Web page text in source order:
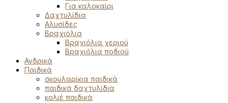
Για καλοκαίρι
Δαχτυλίδια
Αλυσίδες
Βραχιόλια
Βραχιόλια χεριού
Βραχιόλια ποδιού
Ανδρικά
Παιδικά
σκουλαρίκια παιδικά
παιδικά δαχτυλίδια
κολιέ παιδικά